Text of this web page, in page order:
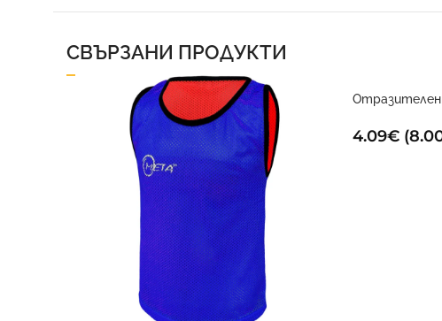
СВЪРЗАНИ ПРОДУКТИ
Отразителен
4.09€